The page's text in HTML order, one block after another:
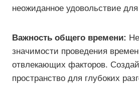
неожиданное удовольствие для
Важность общего времени:
значимости проведения
отвлекающих факторов.
пространство для глубоких